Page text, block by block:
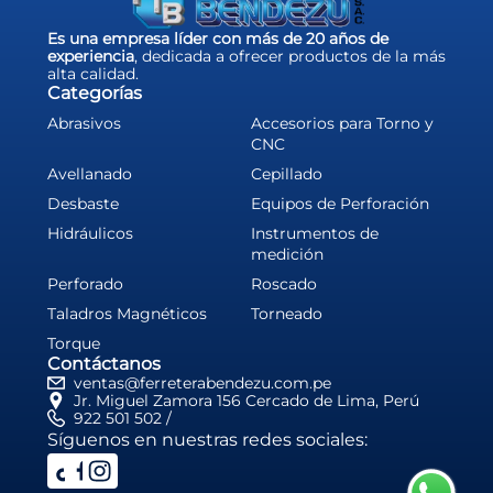
Es una empresa líder con más de 20 años de
experiencia, dedicada a ofrecer productos de la más
alta calidad.
Categorías
Abrasivos
Accesorios para Torno y
CNC
Avellanado
Cepillado
Desbaste
Equipos de Perforación
Hidráulicos
Instrumentos de
medición
Perforado
Roscado
Taladros Magnéticos
Torneado
Torque
Contáctanos
ventas@ferreterabendezu.com.pe
922 501 502 /
Jr. Miguel Zamora 156 Cercado de Lima, Perú
Síguenos en nuestras redes sociales: